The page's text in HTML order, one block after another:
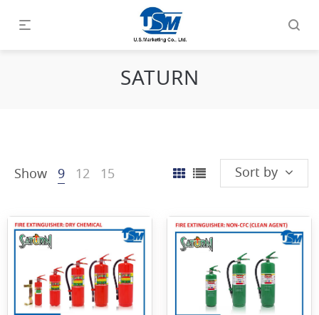
SATURN
Show 9 12 15 Sort by